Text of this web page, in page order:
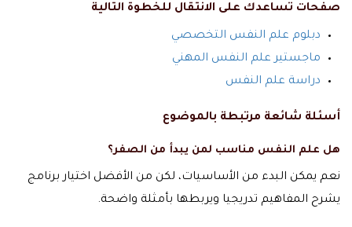
صفحات تساعدك على الانتقال للخطوة التالية
دبلوم علم النفس التخصصي
ماجستير علم النفس المهني
دراسة علم النفس
أسئلة شائعة مرتبطة بالموضوع
هل علم النفس مناسب لمن يبدأ من الصفر؟
نعم يمكن البدء من الأساسيات، لكن من الأفضل اختيار برنامج
يشرح المفاهيم تدريجيا ويربطها بأمثلة واضحة.